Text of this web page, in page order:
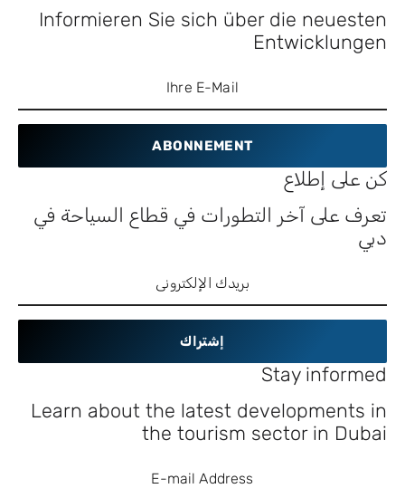
Informieren Sie sich über die neuesten
Entwicklungen
ABONNEMENT
كن على إطلاع
تعرف على آخر التطورات في قطاع السياحة في
دبي
إشتراك
Stay informed
Learn about the latest developments in
the tourism sector in Dubai